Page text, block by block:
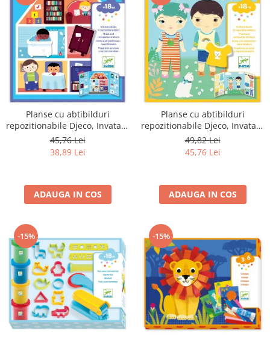
Planse cu abtibilduri
repozitionabile Djeco, Invatam
ce facem acasa
45,76 Lei
38,89 Lei
ADAUGA IN COS
Planse cu abtibilduri
repozitionabile Djeco, Invatam
sa ne imbracam
49,82 Lei
45,76 Lei
ADAUGA IN COS
-15% -15%